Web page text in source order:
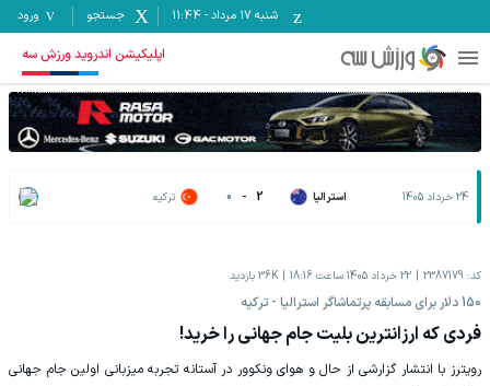
شنبه ۱۷ مرداد -
11:44 جستجو ورود
اپلیکیشن اندروید ورزش سه
24 خرداد 1405 استرالیا 2
-
0 ترکیه
کد: 2387179 22 خرداد 1405 ساعت 18:16 36K بازدید
150 دلار برای مسابقه پرتماشاگر استرالیا - ترکیه
فردی که ارزانترین بلیت جام جهانی را خرید!
رویترز با انتشار گزارشی از حال و هوای ونکوور در آستانه تجربه میزبانی اولین جام جهانی